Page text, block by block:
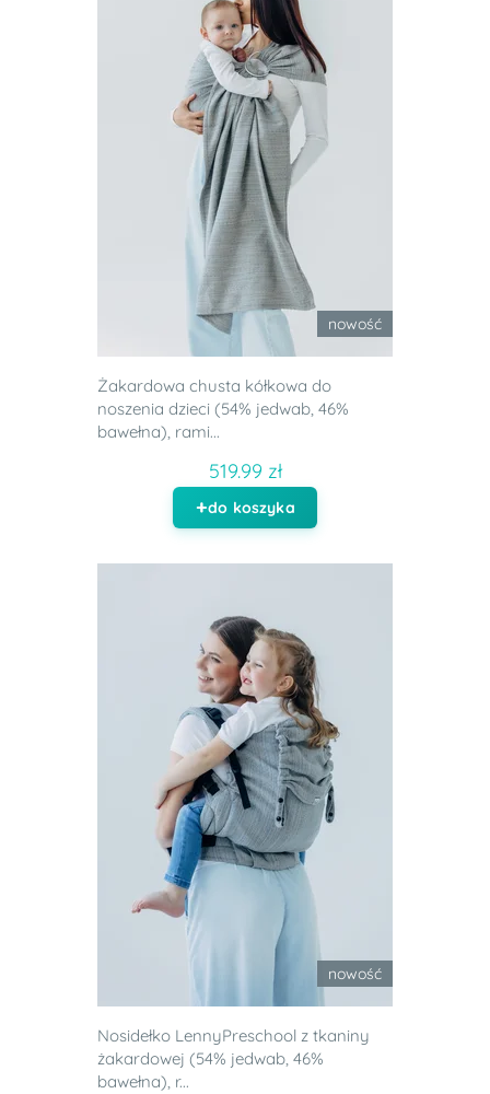
nowość
Żakardowa chusta kółkowa do
noszenia dzieci (54% jedwab, 46%
bawełna), rami...
519.99 zł
do koszyka
nowość
Nosidełko LennyPreschool z tkaniny
żakardowej (54% jedwab, 46%
bawełna), r...